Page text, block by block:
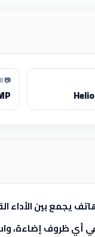
📷
يجمع بين الأداء
أي ظروف إضاءة،